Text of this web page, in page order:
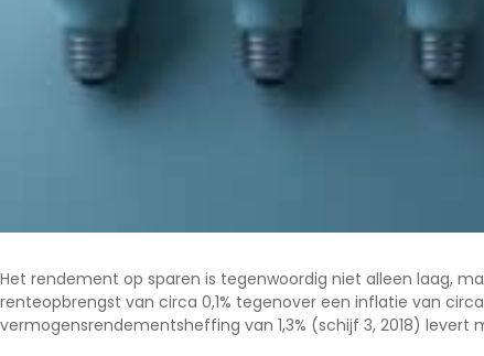
Het rendement op sparen is tegenwoordig niet alleen laag,
renteopbrengst van circa 0,1% tegenover een inflatie van
vermogensrendementsheffing van 1,3% (schijf 3, 2018) levert